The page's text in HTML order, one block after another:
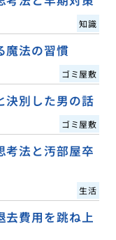
知識
魔法の習慣
ゴミ屋敷
決別した男の話
ゴミ屋敷
考法と汚部屋卒
生活
去費用を跳ね上